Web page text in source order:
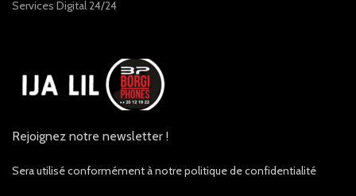
Services Digital 24/24
Rejoignez notre newsletter !
Sera utilisé conformément à notre politique de confidentialité